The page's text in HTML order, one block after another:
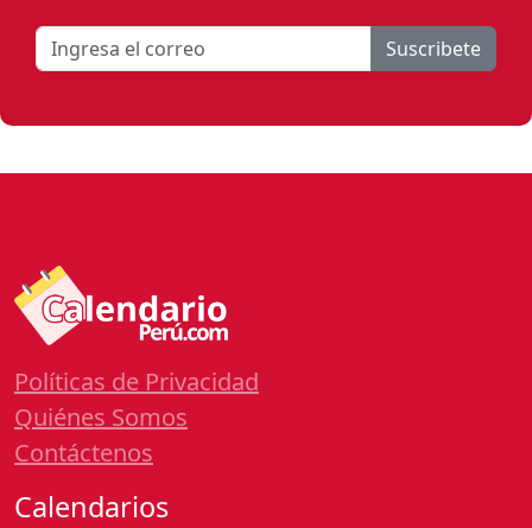
Suscribete
Políticas de Privacidad
Quiénes Somos
Contáctenos
Calendarios